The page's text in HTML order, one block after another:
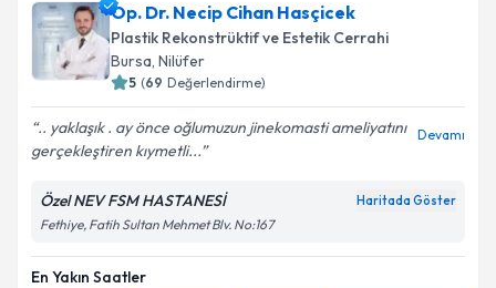
Op. Dr. Necip Cihan Hasçicek
Plastik Rekonstrüktif ve Estetik Cerrahi
Bursa, Nilüfer
5 (69 Değerlendirme)
.. yaklaşık . ay önce oğlumuzun jinekomasti ameliyatını
gerçekleştiren kıymetli...
Devamı
Özel NEV FSM HASTANESİ Haritada Göster
Fethiye, Fatih Sultan Mehmet Blv. No:167
En Yakın Saatler